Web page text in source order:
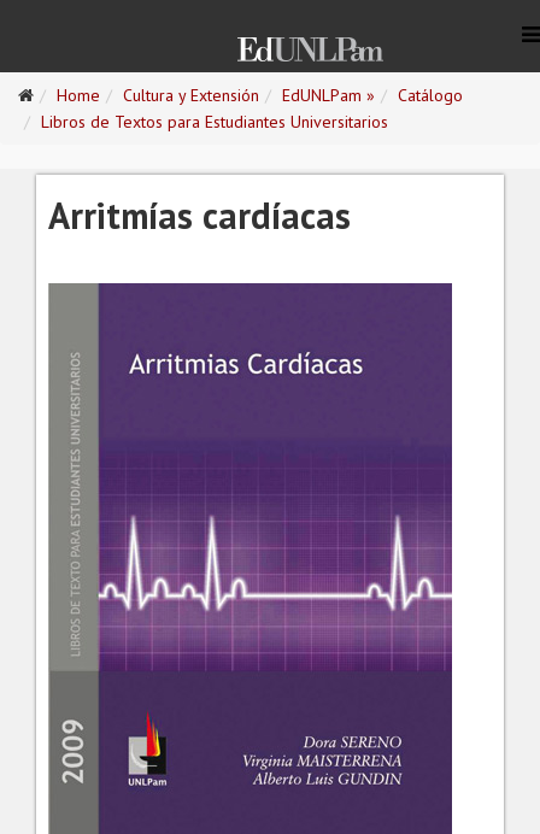
Home Cultura y Extensión EdUNLPam »
Catálogo
Libros de Textos para Estudiantes Universitarios
Arritmías cardíacas